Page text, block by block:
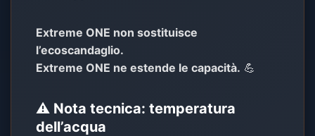
Extreme ONE non sostituisce
l’ecoscandaglio.
Extreme ONE ne estende le capacità. 💪
⚠️ Nota tecnica: temperatura
dell’acqua